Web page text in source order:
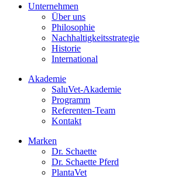
Unternehmen
Über uns
Philosophie
Nachhaltigkeitsstrategie
Historie
International
Akademie
SaluVet-Akademie
Programm
Referenten-Team
Kontakt
Marken
Dr. Schaette
Dr. Schaette Pferd
PlantaVet